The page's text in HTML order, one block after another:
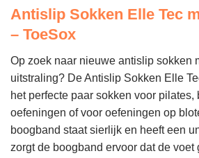
Antislip Sokken Elle Tec
– ToeSox
Op zoek naar nieuwe antislip sokken
uitstraling? De Antislip Sokken Elle
het perfecte paar sokken voor pilates,
oefeningen of voor oefeningen op
boogband staat sierlijk en heeft een
zorgt de boogband ervoor dat de voet